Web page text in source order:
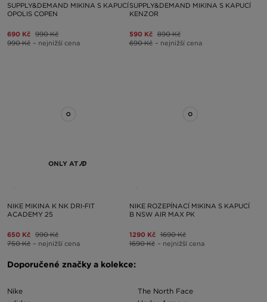
SUPPLY&DEMAND MIKINA S KAPUCÍ
OPOLIS COPEN
690 Kč 990 Kč
990 Kč – nejnižší cena
SUPPLY&DEMAND MIKINA S KAPUCÍ
KENZOR
590 Kč 890 Kč
690 Kč – nejnižší cena
ONLY AT
NIKE MIKINA K NK DRI-FIT
ACADEMY 25
650 Kč 990 Kč
750 Kč – nejnižší cena
NIKE ROZEPÍNACÍ MIKINA S KAPUCÍ
B NSW AIR MAX PK
1290 Kč 1690 Kč
1690 Kč – nejnižší cena
Doporučené značky a kolekce:
Nike
The North Face